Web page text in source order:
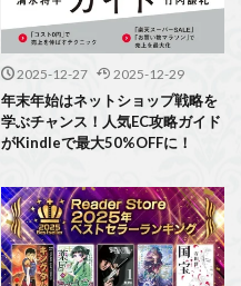
2025-12-27 2025-12-29
年末年始はネットショップ戦略を
学ぶチャンス！人気EC攻略ガイド
がKindleで最大50%OFFに！